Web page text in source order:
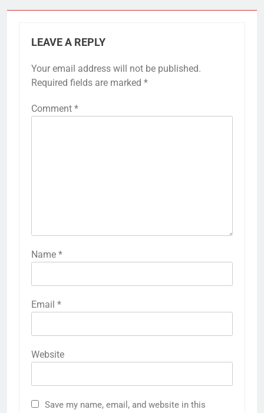
LEAVE A REPLY
Your email address will not be published.
Required fields are marked *
Comment *
Name *
Email *
Website
Save my name, email, and website in this
5
राम की नगरी अयोध्या में आने वाले भक्तों